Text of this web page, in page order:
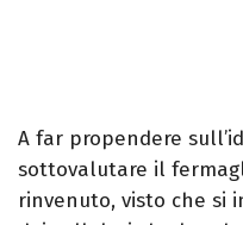
A far propendere
sottovalutare il
rinvenuto, visto che si